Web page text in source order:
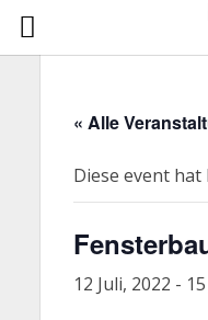
« Alle
Diese event
12 Juli, 2022 -